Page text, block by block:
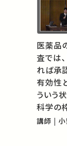
医薬品
査では
れば承
有効性
ういう
科学の
表現で
講師 |